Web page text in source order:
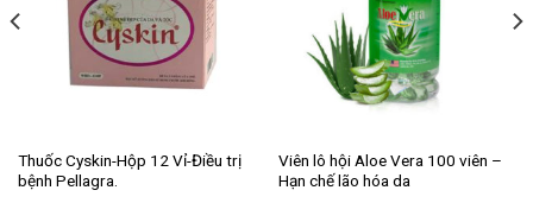
Thuốc Cyskin-Hộp 12 Vỉ-Điều trị
bệnh Pellagra.
Viên lô hội Aloe Vera 100 viên –
Hạn chế lão hóa da